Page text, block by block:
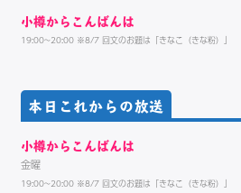
小樽からこんばんは
19:00~20:00 ※8/7 回文のお題は「きなこ（きな粉）」
本日これからの放送
小樽からこんばんは
金曜
19:00~20:00 ※8/7 回文のお題は「きなこ（きな粉）」